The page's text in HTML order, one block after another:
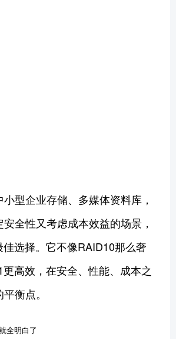
型企业存储、多媒体资料库，
全性又考虑成本效益的场景，
选择。它不像RAID10那么奢
高效，在安全、性能、成本之
衡点。
全明白了